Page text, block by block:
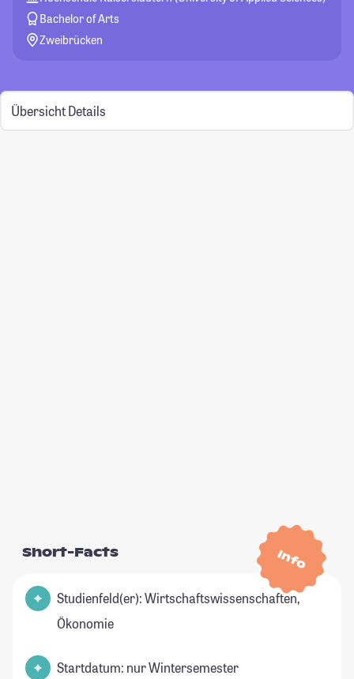
Bachelor of Arts
Zweibrücken
Übersicht Details
Info
Short-Facts
Studienfeld(er): Wirtschaftswissenschaften,
Ökonomie
Startdatum: nur Wintersemester